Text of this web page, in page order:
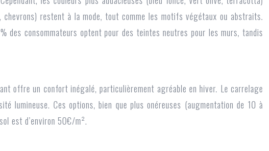
restent à la mode, tout comme les motifs végétaux ou abstraits.
des consommateurs optent pour des teintes neutres pour les murs, tandis
offre un confort inégalé, particulièrement agréable en hiver. Le carrelage
lumineuse. Ces options, bien que plus onéreuses (augmentation de 10 à
est d’environ 50€/m².